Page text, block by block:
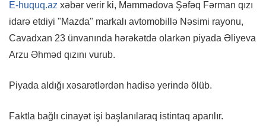
E-huquq.az xəbər verir ki, Məmmədova Şəfəq Fərman qızı
idarə etdiyi "Mazda" markalı avtomobillə Nəsimi rayonu,
Cavadxan 23 ünvanında hərəkətdə olarkən piyada Əliyeva
Arzu Əhməd qızını vurub.
Piyada aldığı xəsarətlərdən hadisə yerində ölüb.
Faktla bağlı cinayət işi başlanılaraq istintaq aparılır.